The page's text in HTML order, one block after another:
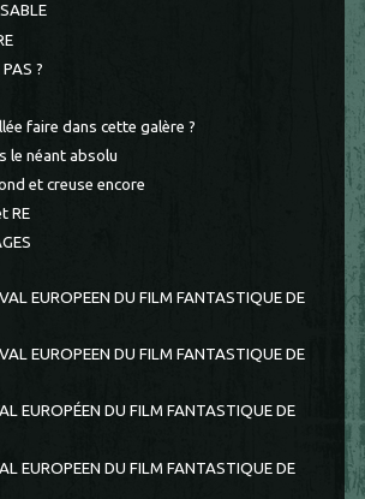
?
faire dans cette galère ?
le néant absolu
et creuse encore
RE
EUROPEEN DU FILM FANTASTIQUE DE
EUROPEEN DU FILM FANTASTIQUE DE
EUROPÉEN DU FILM FANTASTIQUE DE
EUROPEEN DU FILM FANTASTIQUE DE